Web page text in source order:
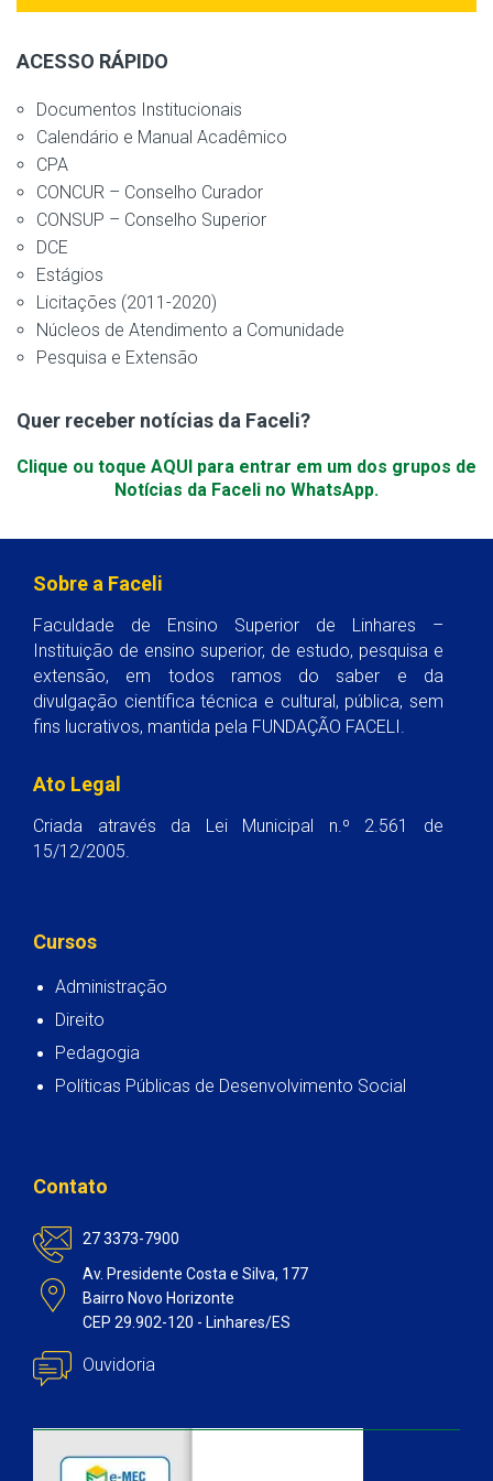
ACESSO RÁPIDO
Documentos Institucionais
Calendário e Manual Acadêmico
CPA
CONCUR – Conselho Curador
CONSUP – Conselho Superior
DCE
Estágios
Licitações (2011-2020)
Núcleos de Atendimento a Comunidade
Pesquisa e Extensão
Quer receber notícias da Faceli?
Clique ou toque AQUI para entrar em um dos grupos de
Notícias da Faceli no WhatsApp.
Sobre a Faceli
Faculdade de Ensino Superior de Linhares –
Instituição de ensino superior, de estudo, pesquisa e
extensão, em todos ramos do saber e da
divulgação científica técnica e cultural, pública, sem
fins lucrativos, mantida pela FUNDAÇÃO FACELI.
Ato Legal
Criada através da Lei Municipal n.º 2.561 de
15/12/2005.
Cursos
Administração
Direito
Pedagogia
Políticas Públicas de Desenvolvimento Social
Contato
27 3373-7900
Av. Presidente Costa e Silva, 177
Bairro Novo Horizonte
CEP 29.902-120 - Linhares/ES
Ouvidoria